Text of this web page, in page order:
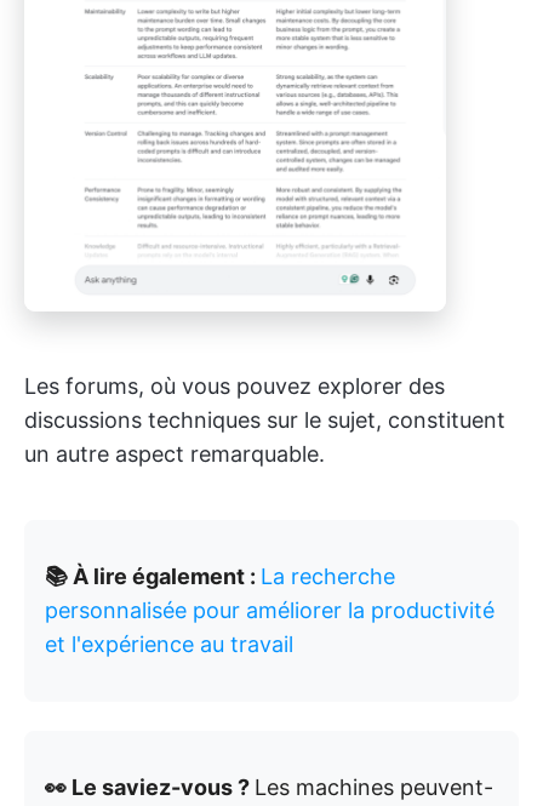
Les forums, où vous pouvez explorer des
discussions techniques sur le sujet, constituent
un autre aspect remarquable.
📚 À lire également : La recherche
personnalisée pour améliorer la productivité
et l'expérience au travail
👀 Le saviez-vous ? Les machines peuvent-